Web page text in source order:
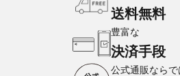
送料無料
豊富な
決済手段
公式通販ならで